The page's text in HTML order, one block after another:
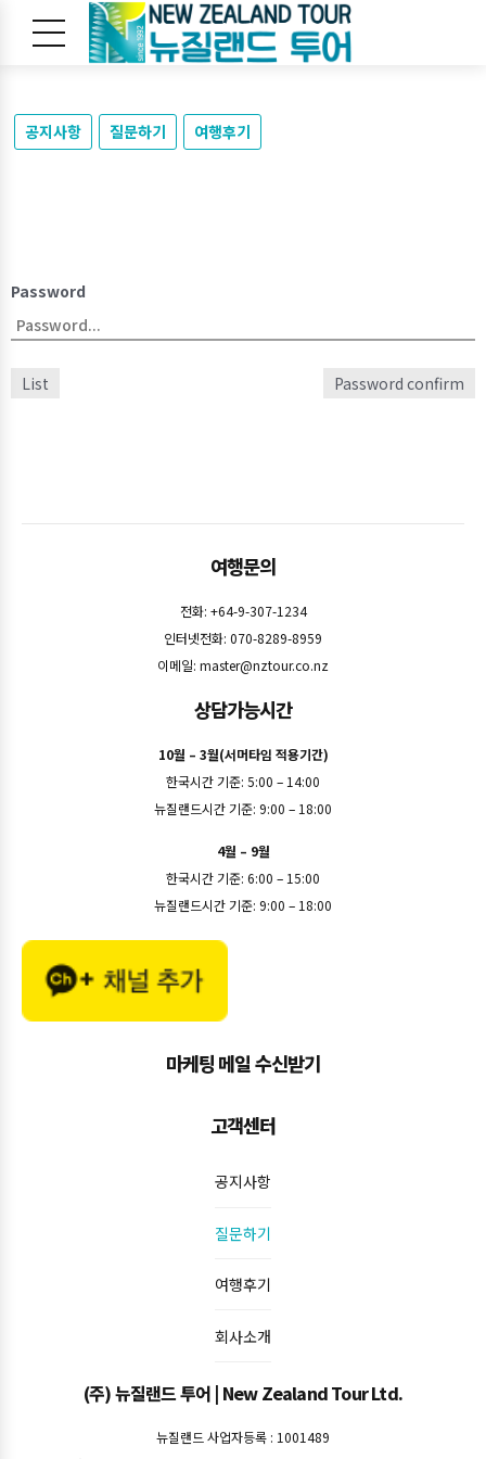
공지사항 질문하기 여행후기
Password
List Password confirm
여행문의
전화: +64-9-307-1234
인터넷전화: 070-8289-8959
이메일: master@nztour.co.nz
상담가능시간
10월 – 3월(서머타임 적용기간)
한국시간 기준: 5:00 – 14:00
뉴질랜드시간 기준: 9:00 – 18:00
4월 – 9월
한국시간 기준: 6:00 – 15:00
뉴질랜드시간 기준: 9:00 – 18:00
마케팅 메일 수신받기
고객센터
공지사항
질문하기
여행후기
회사소개
(주) 뉴질랜드 투어 | New Zealand Tour Ltd.
뉴질랜드 사업자등록 : 1001489